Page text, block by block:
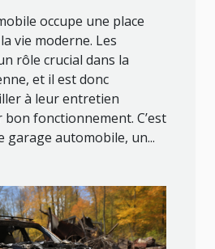
occupe une place
vie moderne. Les
rôle crucial dans la
et il est donc
à leur entretien
fonctionnement. C’est
garage automobile, un...